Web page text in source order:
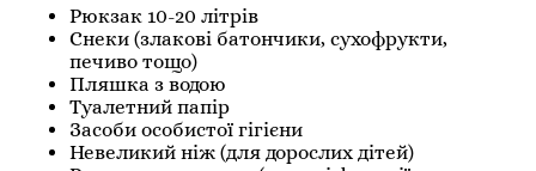
Рюкзак 10-20 літрів
Снеки (злакові батончики, сухофрукти,
печиво тощо)
Пляшка з водою
Туалетний папір
Засоби особистої гігієни
Невеликий ніж (для дорослих дітей)